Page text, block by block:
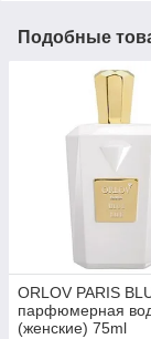
Подобные
ORLOV PARIS
парфюмерная
(женские) 75ml